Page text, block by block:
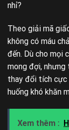
nhỉ?
Theo giải mã
không có máu
đến. Dù cho mọi
mong đợi, nhưng
thay đổi tích cực
huống khó khăn
Xem thêm :